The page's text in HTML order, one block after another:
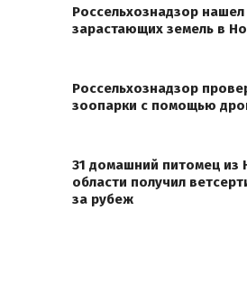
Россельхознадзор нашел
зарастающих земель в
Россельхознадзор
зоопарки с помощью
31 домашний питомец из
области получил
за рубеж